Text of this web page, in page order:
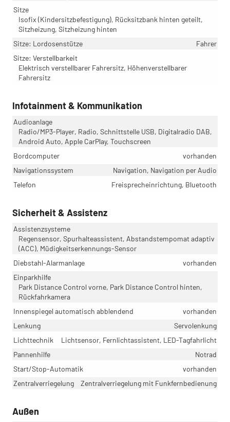
Sitze
Isofix (Kindersitzbefestigung), Rücksitzbank hinten geteilt,
Sitzheizung, Sitzheizung hinten
Sitze: Lordosenstütze
Fahrer
Sitze: Verstellbarkeit
Elektrisch verstellbarer Fahrersitz, Höhenverstellbarer
Fahrersitz
Infotainment & Kommunikation
Audioanlage
Radio/MP3-Player, Radio, Schnittstelle USB, Digitalradio DAB,
Android Auto, Apple CarPlay, Touchscreen
Bordcomputer
vorhanden
Navigationssystem
Navigation, Navigation per Audio
Telefon
Freisprecheinrichtung, Bluetooth
Sicherheit & Assistenz
Assistenzsysteme
Regensensor, Spurhalteassistent, Abstandstempomat adaptiv
(ACC), Müdigkeitserkennungs-Sensor
Diebstahl-Alarmanlage
vorhanden
Einparkhilfe
Park Distance Control vorne, Park Distance Control hinten,
Rückfahrkamera
Innenspiegel automatisch abblendend
vorhanden
Lenkung
Servolenkung
Lichttechnik
Lichtsensor, Fernlichtassistent, LED-Tagfahrlicht
Pannenhilfe
Notrad
Start/Stop-Automatik
vorhanden
Zentralverriegelung
Zentralverriegelung mit Funkfernbedienung
Außen